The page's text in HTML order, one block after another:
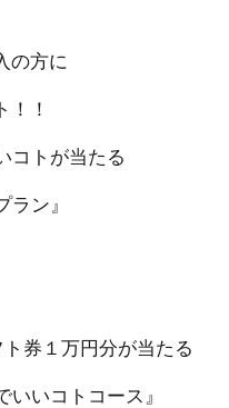
の方に
！！
コトが当たる
ラン』
券１万円分が当たる
いいコトコース』